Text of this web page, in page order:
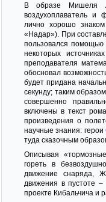
В образе Мишеля
воздухоплаватель
лично хорошо
«Надар»). При
пользовался помощью
некоторых
преподавателя
обосновал
будет придана
секунду; таким
совершенно
включены в текст
произведения о
научные знания: герои
туда сказочным
Описывая
гореть в
движение снаряда,
движения в пустоте
проекте Кибальчича и